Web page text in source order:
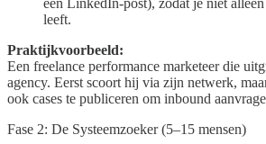
een LinkedIn-post), zodat je niet
leeft.
Praktijkvoorbeeld:
Een freelance performance marketeer die
agency. Eerst scoort hij via zijn netwerk,
ook cases te publiceren om inbound
Fase 2: De Systeemzoeker (5–15 mensen)